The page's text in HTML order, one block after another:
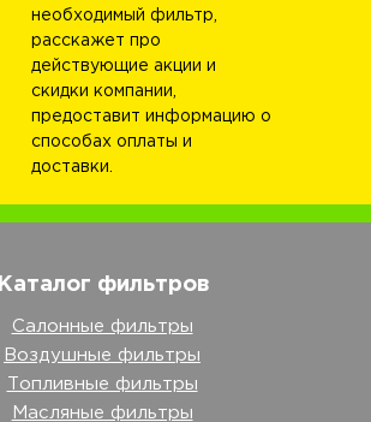
необходимый фильтр,
расскажет про
действующие акции и
скидки компании,
предоставит информацию о
способах оплаты и
доставки.
Каталог фильтров
Салонные фильтры
Воздушные фильтры
Топливные фильтры
Масляные фильтры